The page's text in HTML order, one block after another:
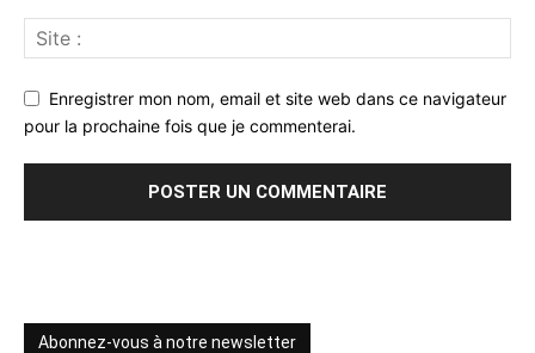
Enregistrer mon nom, email et site web dans ce navigateur
pour la prochaine fois que je commenterai.
Abonnez-vous à notre newsletter